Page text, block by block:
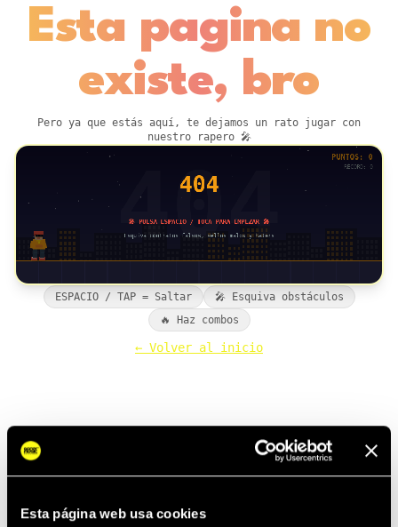
Esta página web usa cookies
Esta pagina no
existe, bro
Pero ya que estás aquí, te dejamos un rato jugar con
nuestro rapero 🎤
ESPACIO / TAP = Saltar
🎤 Esquiva obstáculos
🔥 Haz combos
← Volver al inicio